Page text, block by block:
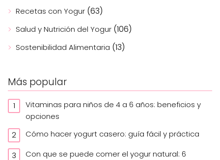
Recetas con Yogur (63)
Salud y Nutrición del Yogur (106)
Sostenibilidad Alimentaria (13)
Más popular
Vitaminas para niños de 4 a 6 años: beneficios y
opciones
Cómo hacer yogurt casero: guía fácil y práctica
Con que se puede comer el yogur natural: 6